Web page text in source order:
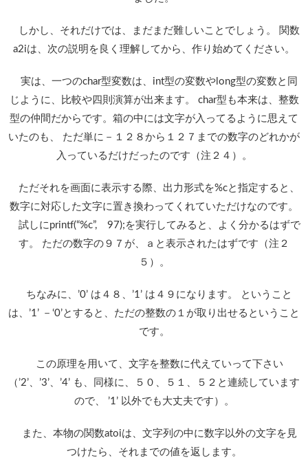
しかし、それだけでは、まだまだ難しいことでしょう。 関数
a2iは、次の説明を良く理解してから、作り始めてください。
実は、一つのchar型変数は、int型の変数やlong型の変数と同
じように、比較や四則演算が出来ます。 char型も本来は、整数
型の仲間だからです。箱の中には文字が入ってるように思えて
いたのも、 ただ単に－１２８から１２７までの数字のどれかが
入っているだけだったのです（注２４）。
ただそれを画面に表示する際、出力形式を%cと指定すると、
数字に対応した文字に置き換わってくれていただけなのです。
試しにprintf(“%c”, 97);を実行してみると、よく分かるはずで
す。 ただの数字の９７が、ａと表示されたはずです（注２
５）。
ちなみに、’0’ は４８、’1’ は４９になります。 ということ
は、’1’ －‘0’とすると、ただの整数の１が取り出せるということ
です。
この原理を用いて、文字を整数に代えていって下さい
（’2’、’3’、’4’ も、同様に、５０、５１、５２と連続しています
ので、 ’1’ 以外でも大丈夫です）。
また、本物の関数atoiは、文字列の中に数字以外の文字を見
つけたら、それまでの値を返します。